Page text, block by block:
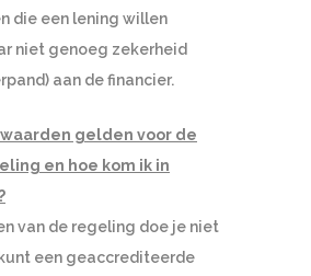
die een lening willen
niet genoeg zekerheid
aan de financier.
gelden voor de
en hoe kom ik in
van de regeling doe je niet
een geaccrediteerde